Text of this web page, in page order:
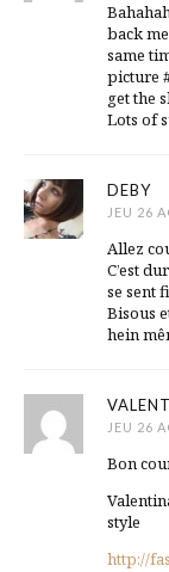
back
same
picture
get the
Lots of
DEBY
JEU 26
Allez
C’est
se sent
Bisous
hein
JEU 26
Bon
style
http://